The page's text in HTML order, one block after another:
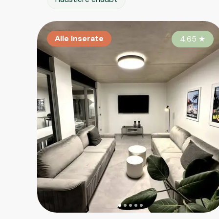
Alle Inserate 4.65 ★